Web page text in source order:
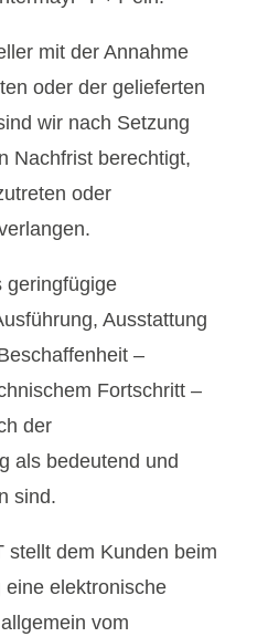
mit der Annahme
oder der gelieferten
wir nach Setzung
Nachfrist berechtigt,
oder
geringfügige
Ausstattung
–
Fortschritt –
der
als bedeutend und
sind.
stellt dem Kunden beim
elektronische
vom